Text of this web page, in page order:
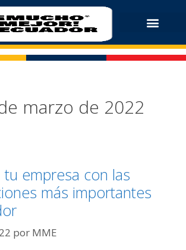
marzo de 2022
tu empresa con las
más importantes
por MME